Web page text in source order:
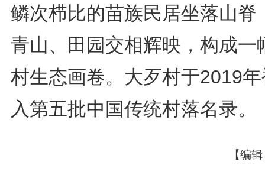
鳞次栉比的苗族民居坐落山脊
青山、田园交相辉映，构成一
村生态画卷。大歹村于2019
入第五批中国传统村落名录。
【编